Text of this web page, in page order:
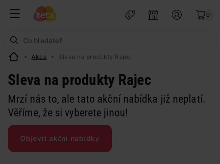
0
Akce Sleva na produkty Rajec
Sleva na produkty Rajec
Mrzí nás to, ale tato akční nabídka již neplatí.
Věříme, že si vyberete jinou!
Objevit akční nabídky